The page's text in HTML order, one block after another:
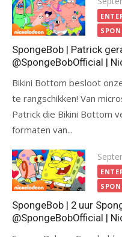
on
SpongeBob | Patrick
@SpongeBobOfficial |
Bikini Bottom besloot
te rangschikken! Van
Patrick die Bikini Bottom
formaten van...
on
SpongeBob | 2 uur
@SpongeBobOfficial |